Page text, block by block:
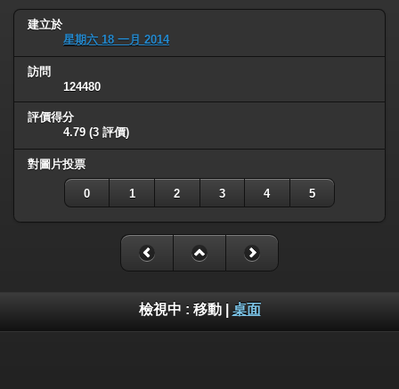
建立於
星期六 18 一月 2014
訪問
124480
評價得分
4.79 (3 評價)
對圖片投票
0 1 2 3 4 5
檢視中 : 移動| 桌面